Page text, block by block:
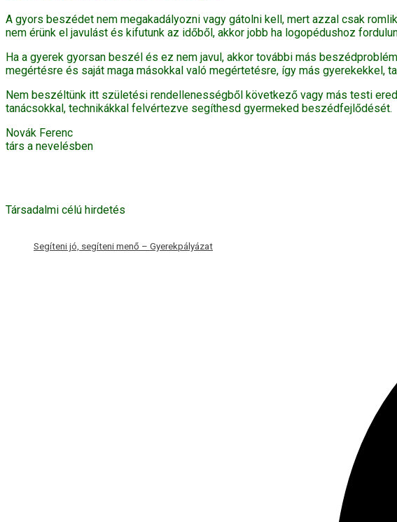
A gyors beszédet nem megakadályozni vagy gátolni kell, mert azzal csak
nem érünk el javulást és kifutunk az időből, akkor jobb ha logopédushoz
Ha a gyerek gyorsan beszél és ez nem javul, akkor további más
megértésre és saját maga másokkal való megértetésre, így más gyerekekkel,
Nem beszéltünk itt születési rendellenességből következő vagy más testi
tanácsokkal, technikákkal felvértezve segíthesd gyermeked beszédfejlődését.
Novák Ferenc
társ a nevelésben
Társadalmi célú hirdetés
Segíteni jó, segíteni menő – Gyerekpályázat